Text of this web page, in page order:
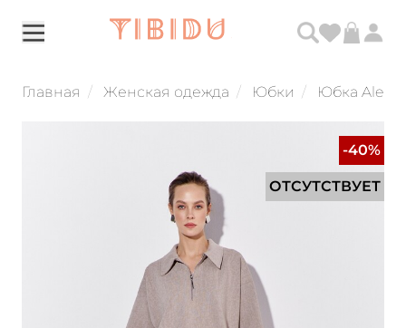
Главная Женская одежда Юбки Юбка Alena
-40%
ОТСУТСТВУЕТ